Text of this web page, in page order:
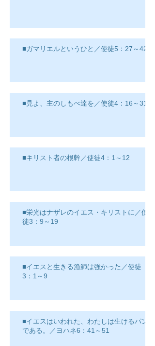
■ガマリエルというひと／使徒5：27～42
■見よ、主のしもべ達を／使徒4：16～31
■キリスト者の根幹／使徒4：1～12
■栄光はナザレのイエス・キリストに／使
徒3：9～19
■イエスと生きる漁師は強かった／使徒
3：1～9
■イエスはいわれた、わたしは生けるパン
である。／ヨハネ6：41～51